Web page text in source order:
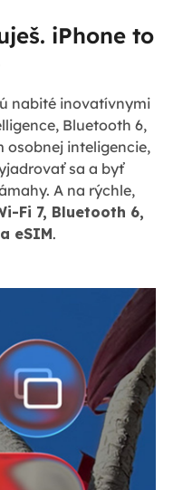
iPhone to
nabité inovatívnymi
Bluetooth 6,
osobnej inteligencie,
sa a byť
A na rýchle,
Fi 7, Bluetooth 6,
eSIM.